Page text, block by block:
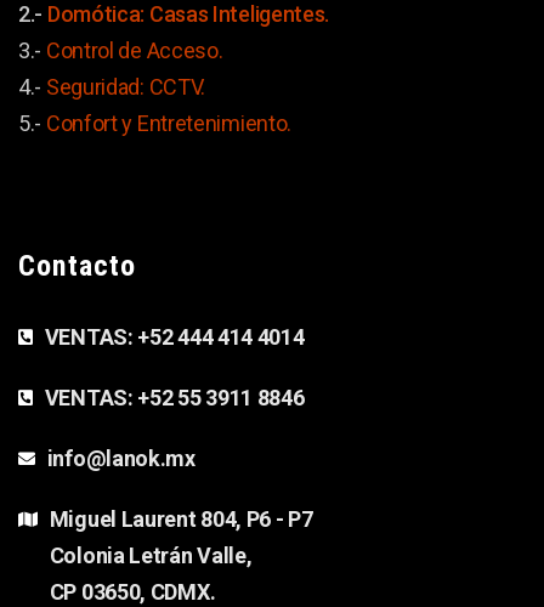
2.- Domótica: Casas Inteligentes.
3.- Control de Acceso.
4.- Seguridad: CCTV.
5.- Confort y Entretenimiento.
Contacto
VENTAS: +52 444 414 4014
VENTAS: +52 55 3911 8846
info@lanok.mx
Miguel Laurent 804, P6 - P7
Colonia Letrán Valle,
CP 03650, CDMX.